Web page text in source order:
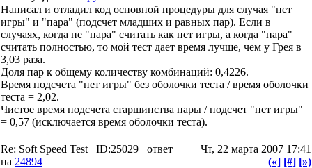
Написал и отладил код основной процедуры для случая "нет
игры" и "пара" (подсчет младших и равных пар). Если в
случаях, когда не "пара" считать как нет игры, а когда "пара"
считать полностью, то мой тест дает время лучше, чем у Грея в
3,03 раза.
Доля пар к общему количеству комбинаций: 0,4226.
Время подсчета "нет игры" без оболочки теста / время оболочки
теста = 2,02.
Чистое время подсчета старшинства пары / подсчет "нет игры"
= 0,57 (исключается время оболочки теста).
Re: Soft Speed Test ID:25029 ответ
на 24894
Чт, 22 марта 2007 17:41
(«] [#] [»)